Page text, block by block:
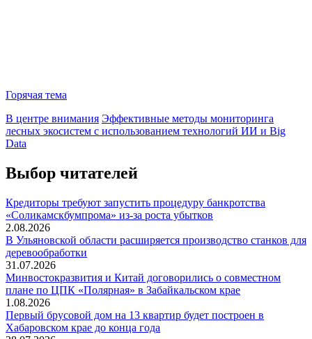
Горячая тема
В центре внимания Эффективные методы мониторинга
лесных экосистем с использованием технологий ИИ и Big
Data
Выбор читателей
Кредиторы требуют запустить процедуру банкротства
«Соликамскбумпрома» из-за роста убытков
2.08.2026
В Ульяновской области расширяется производство станков для
деревообработки
31.07.2026
Минвостокразвития и Китай договорились о совместном
плане по ЦПК «Полярная» в Забайкальском крае
1.08.2026
Первый брусовой дом на 13 квартир будет построен в
Хабаровском крае до конца года